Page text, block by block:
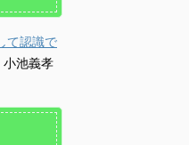
孝です。 過去記
ても、「新着記事」
せんので、こうして
いきます。 更新情
。』に、Youtube、
を加えました。 命
詳しく読む
て認識で
池義孝